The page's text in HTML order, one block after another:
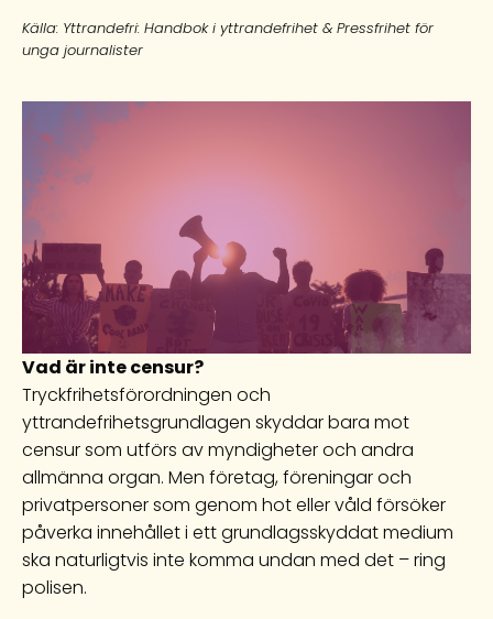
Källa: Yttrandefri: Handbok i yttrandefrihet & Pressfrihet för
unga journalister
Vad är inte censur?
Tryckfrihetsförordningen och
yttrandefrihetsgrundlagen skyddar bara mot
censur som utförs av myndigheter och andra
allmänna organ. Men företag, föreningar och
privatpersoner som genom hot eller våld försöker
påverka innehållet i ett grundlagsskyddat medium
ska naturligtvis inte komma undan med det – ring
polisen.